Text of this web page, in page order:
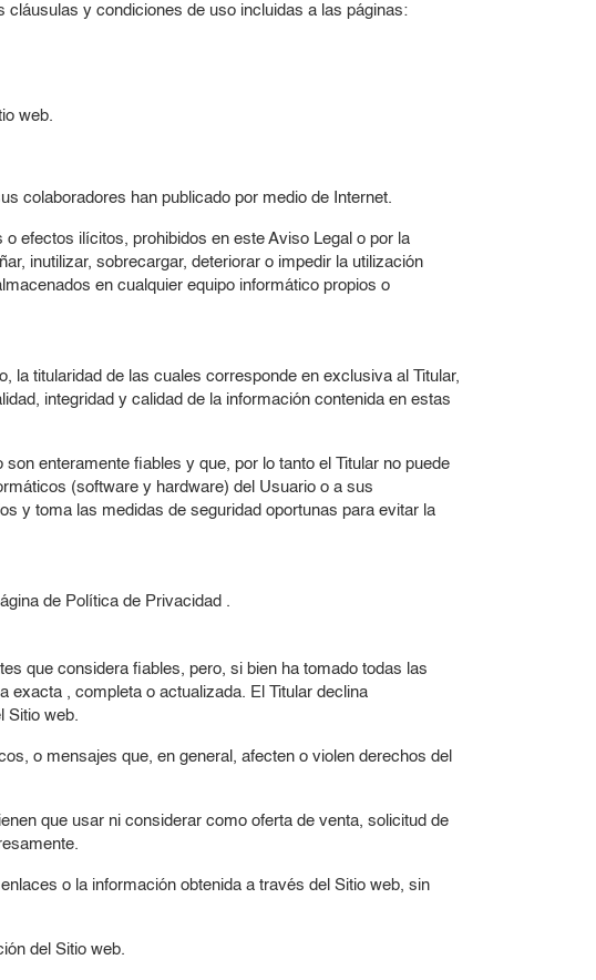
cláusulas y condiciones de uso incluidas a las páginas:
web.
colaboradores han publicado por medio de Internet.
efectos ilícitos, prohibidos en este Aviso Legal o por la
inutilizar, sobrecargar, deteriorar o impedir la utilización
en cualquier equipo informático propios o
la titularidad de las cuales corresponde en exclusiva al Titular,
integridad y calidad de la información contenida en estas
enteramente fiables y que, por lo tanto el Titular no puede
(software y hardware) del Usuario o a sus
y toma las medidas de seguridad oportunas para evitar la
de Política de Privacidad .
que considera fiables, pero, si bien ha tomado todas las
exacta , completa o actualizada. El Titular declina
Sitio web.
o mensajes que, en general, afecten o violen derechos del
que usar ni considerar como oferta de venta, solicitud de
o la información obtenida a través del Sitio web, sin
del Sitio web.